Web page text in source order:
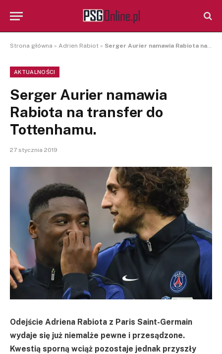
Strona główna » Adrien Rabiot » Serger Aurier namawia Rabiota na transfer do Tottenhamu.
AKTUALNOŚCI
Serger Aurier namawia
Rabiota na transfer do
Tottenhamu.
27 stycznia 2019
Odejście Adriena Rabiota z Paris Saint-Germain
wydaje się już niemalże pewne i przesądzone.
Kwestią sporną wciąż pozostaje jednak przyszły